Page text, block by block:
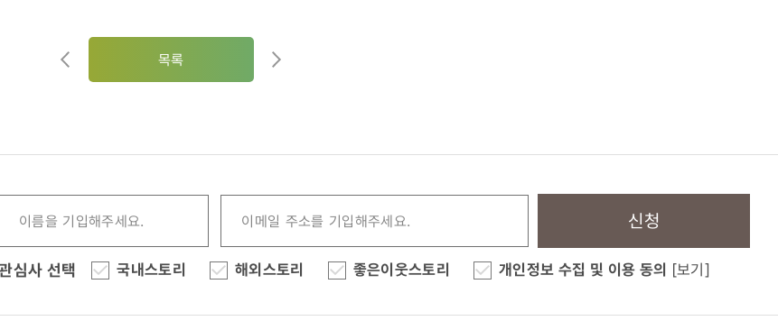
목록
신청
심사 선택 국내스토리 해외스토리 좋은이웃스토리 개인정보 수집 및 이용 동의 [보기]